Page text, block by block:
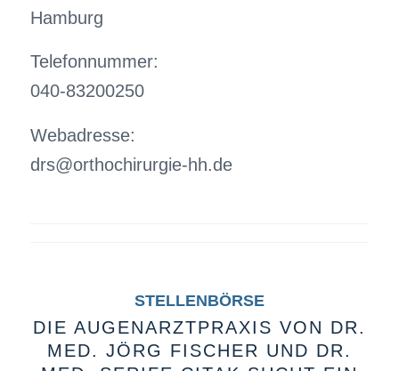
Hamburg
Telefonnummer:
040-83200250
Webadresse:
drs@orthochirurgie-hh.de
STELLENBÖRSE
DIE AUGENARZTPRAXIS VON DR.
MED. JÖRG FISCHER UND DR.